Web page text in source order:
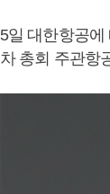
5일 대한항공에
차 총회 주관항